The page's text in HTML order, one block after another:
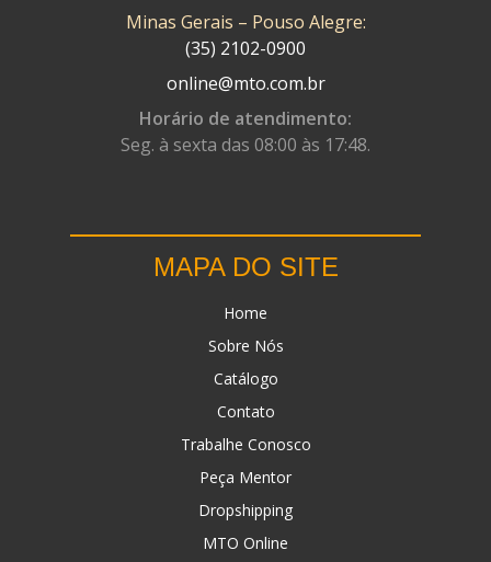
Minas Gerais – Pouso Alegre:
(35) 2102-0900
online@mto.com.br
Horário de atendimento:
Seg. à sexta das 08:00 às 17:48.
MAPA DO SITE
Home
Sobre Nós
Catálogo
Contato
Trabalhe Conosco
Peça Mentor
Dropshipping
MTO Online